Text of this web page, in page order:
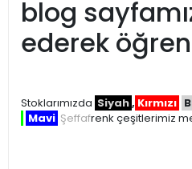
blog
ederek
Stoklarımızda Siyah, Kırmızı
Mavi Şeffafrenk çeşitlerimiz